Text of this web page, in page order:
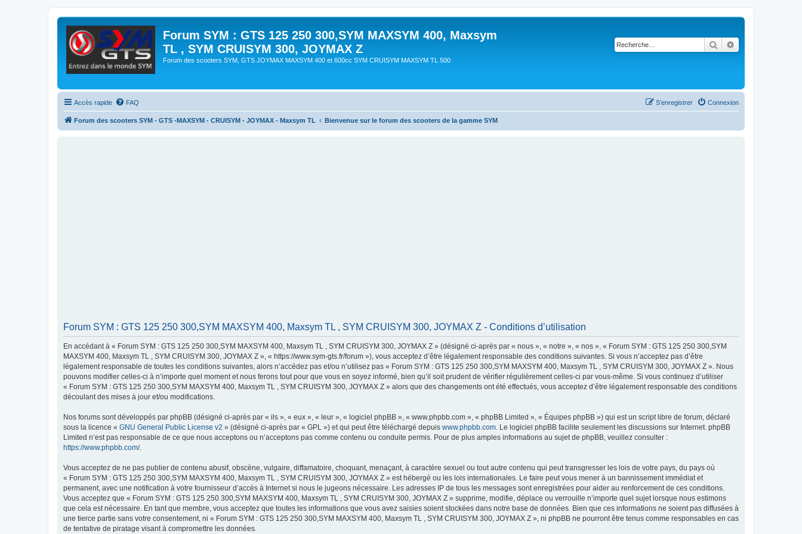
Forum SYM : GTS 125 250 300,SYM MAXSYM 400, Maxsym
TL , SYM CRUISYM 300, JOYMAX Z
Forum des scooters SYM, GTS JOYMAX MAXSYM 400 et 600cc SYM CRUISYM MAXSYM TL 500
Rechercher
Accès rapide FAQ Connexion
S’enregistrer
Forum des scooters SYM - GTS -MAXSYM - CRUISYM - JOYMAX - Maxsym TL Bienvenue sur le forum des scooters de la gamme SYM
Forum SYM : GTS 125 250 300,SYM MAXSYM 400, Maxsym TL , SYM CRUISYM 300, JOYMAX Z - Conditions d’utilisation
En accédant à « Forum SYM : GTS 125 250 300,SYM MAXSYM 400, Maxsym TL , SYM CRUISYM 300, JOYMAX Z » (désigné ci-après par « nous », « notre », « nos », « Forum SYM : GTS 125 250 300,SYM
MAXSYM 400, Maxsym TL , SYM CRUISYM 300, JOYMAX Z », « https://www.sym-gts.fr/forum »), vous acceptez d’être légalement responsable des conditions suivantes. Si vous n’acceptez pas d’être
légalement responsable de toutes les conditions suivantes, alors n’accédez pas et/ou n’utilisez pas « Forum SYM : GTS 125 250 300,SYM MAXSYM 400, Maxsym TL , SYM CRUISYM 300, JOYMAX Z ». Nous
pouvons modifier celles-ci à n’importe quel moment et nous ferons tout pour que vous en soyez informé, bien qu’il soit prudent de vérifier régulièrement celles-ci par vous-même. Si vous continuez d’utiliser
« Forum SYM : GTS 125 250 300,SYM MAXSYM 400, Maxsym TL , SYM CRUISYM 300, JOYMAX Z » alors que des changements ont été effectués, vous acceptez d’être légalement responsable des conditions
découlant des mises à jour et/ou modifications.
Nos forums sont développés par phpBB (désigné ci-après par « ils », « eux », « leur », « logiciel phpBB », « www.phpbb.com », « phpBB Limited », « Équipes phpBB ») qui est un script libre de forum, déclaré
sous la licence « GNU General Public License v2 » (désigné ci-après par « GPL ») et qui peut être téléchargé depuis www.phpbb.com. Le logiciel phpBB facilite seulement les discussions sur Internet. phpBB
Limited n’est pas responsable de ce que nous acceptons ou n’acceptons pas comme contenu ou conduite permis. Pour de plus amples informations au sujet de phpBB, veuillez consulter :
https://www.phpbb.com/.
Vous acceptez de ne pas publier de contenu abusif, obscène, vulgaire, diffamatoire, choquant, menaçant, à caractère sexuel ou tout autre contenu qui peut transgresser les lois de votre pays, du pays où
« Forum SYM : GTS 125 250 300,SYM MAXSYM 400, Maxsym TL , SYM CRUISYM 300, JOYMAX Z » est hébergé ou les lois internationales. Le faire peut vous mener à un bannissement immédiat et
permanent, avec une notification à votre fournisseur d’accès à Internet si nous le jugeons nécessaire. Les adresses IP de tous les messages sont enregistrées pour aider au renforcement de ces conditions.
Vous acceptez que « Forum SYM : GTS 125 250 300,SYM MAXSYM 400, Maxsym TL , SYM CRUISYM 300, JOYMAX Z » supprime, modifie, déplace ou verrouille n’importe quel sujet lorsque nous estimons
que cela est nécessaire. En tant que membre, vous acceptez que toutes les informations que vous avez saisies soient stockées dans notre base de données. Bien que ces informations ne soient pas diffusées à
une tierce partie sans votre consentement, ni « Forum SYM : GTS 125 250 300,SYM MAXSYM 400, Maxsym TL , SYM CRUISYM 300, JOYMAX Z », ni phpBB ne pourront être tenus comme responsables en cas
de tentative de piratage visant à compromettre les données.